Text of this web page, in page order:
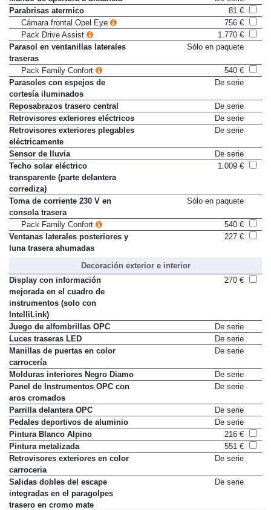
Parabrisas atermico
81 €
Cámara frontal Opel Eye
756 €
Pack Drive Assist
1.770 €
Parasol en ventanillas laterales
traseras
Sólo en paquete
Pack Family Confort
540 €
Parasoles con espejos de
cortesía iluminados
De serie
Reposabrazos trasero central
De serie
Retrovisores exteriores eléctricos
De serie
Retrovisores exteriores plegables
eléctricamente
De serie
Sensor de lluvia
De serie
Techo solar eléctrico
transparente (parte delantera
corrediza)
1.009 €
Toma de corriente 230 V en
consola trasera
Sólo en paquete
Pack Family Confort
540 €
Ventanas laterales posteriores y
luna trasera ahumadas
227 €
Decoración exterior e interior
Display con información
mejorada en el cuadro de
instrumentos (solo con
IntelliLink)
270 €
Juego de alfombrillas OPC
De serie
Luces traseras LED
De serie
Manillas de puertas en color
carrocería
De serie
Molduras interiores Negro Diamo
De serie
Panel de Instrumentos OPC con
aros cromados
De serie
Parrilla delantera OPC
De serie
Pedales deportivos de aluminio
De serie
Pintura Blanco Alpino
216 €
Pintura metalizada
551 €
Retrovisores exteriores en color
carroceria
De serie
Salidas dobles del escape
integradas en el paragolpes
trasero en cromo mate
De serie